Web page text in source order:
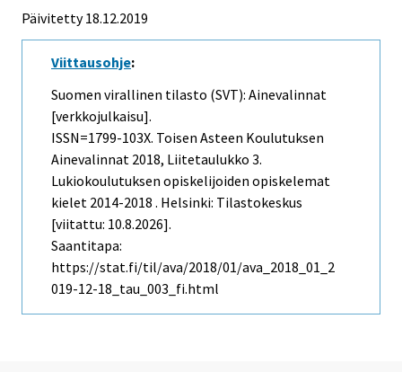
Päivitetty 18.12.2019
Viittausohje:
Suomen virallinen tilasto (SVT): Ainevalinnat
[verkkojulkaisu].
ISSN=1799-103X. Toisen Asteen Koulutuksen
Ainevalinnat 2018, Liitetaulukko 3.
Lukiokoulutuksen opiskelijoiden opiskelemat
kielet 2014-2018 . Helsinki: Tilastokeskus
[viitattu: 10.8.2026].
Saantitapa:
https://stat.fi/til/ava/2018/01/ava_2018_01_2
019-12-18_tau_003_fi.html